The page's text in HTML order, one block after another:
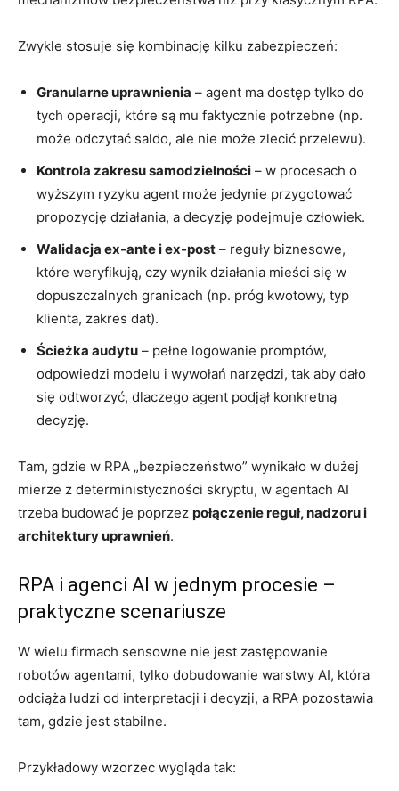
Zwykle stosuje się kombinację kilku zabezpieczeń:
Granularne uprawnienia – agent ma dostęp tylko do
tych operacji, które są mu faktycznie potrzebne (np.
może odczytać saldo, ale nie może zlecić przelewu).
Kontrola zakresu samodzielności – w procesach o
wyższym ryzyku agent może jedynie przygotować
propozycję działania, a decyzję podejmuje człowiek.
Walidacja ex-ante i ex-post – reguły biznesowe,
które weryfikują, czy wynik działania mieści się w
dopuszczalnych granicach (np. próg kwotowy, typ
klienta, zakres dat).
Ścieżka audytu – pełne logowanie promptów,
odpowiedzi modelu i wywołań narzędzi, tak aby dało
się odtworzyć, dlaczego agent podjął konkretną
decyzję.
Tam, gdzie w RPA „bezpieczeństwo” wynikało w dużej
mierze z deterministyczności skryptu, w agentach AI
trzeba budować je poprzez połączenie reguł, nadzoru i
architektury uprawnień.
RPA i agenci AI w jednym procesie –
praktyczne scenariusze
W wielu firmach sensowne nie jest zastępowanie
robotów agentami, tylko dobudowanie warstwy AI, która
odciąża ludzi od interpretacji i decyzji, a RPA pozostawia
tam, gdzie jest stabilne.
Przykładowy wzorzec wygląda tak: